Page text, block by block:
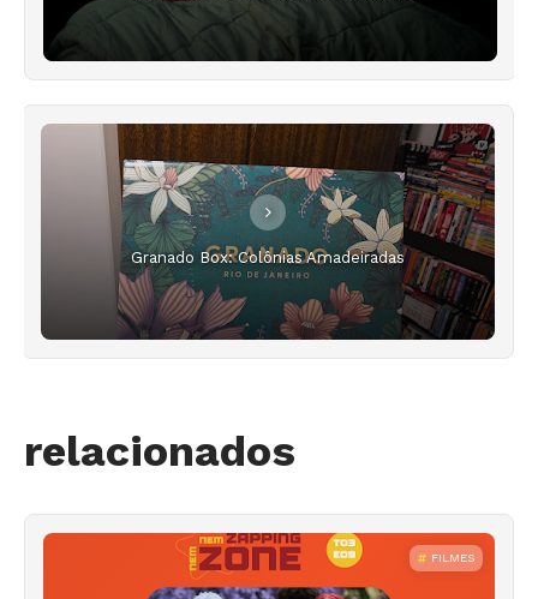
Granado Box: Colônias Amadeiradas
relacionados
FILMES